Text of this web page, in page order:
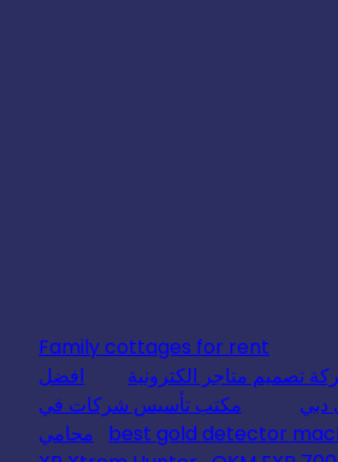
Family cottages for rent
تصميم متاجر الكترونية
افضل
مكتب تأسيس شركات في
best gold detector
محامي